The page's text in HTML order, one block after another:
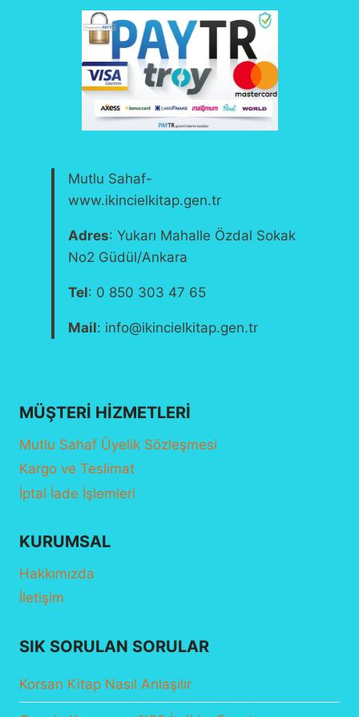
Mutlu Sahaf-
www.ikincielkitap.gen.tr
Adres: Yukarı Mahalle Özdal Sokak
No2 Güdül/Ankara
Tel: 0 850 303 47 65
Mail: info@ikincielkitap.gen.tr
MÜŞTERI HIZMETLERI
Mutlu Sahaf Üyelik Sözleşmesi
Kargo ve Teslimat
İptal İade İşlemleri
KURUMSAL
Hakkımızda
İletişim
SIK SORULAN SORULAR
Korsan Kitap Nasıl Anlaşılır